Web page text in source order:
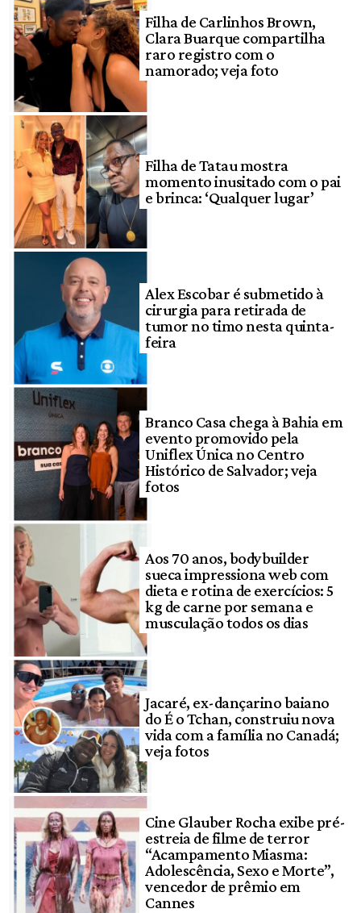
Filha de Carlinhos Brown,
Clara Buarque compartilha
raro registro com o
namorado; veja foto
Filha de Tatau mostra
momento inusitado com o pai
e brinca: ‘Qualquer lugar’
Alex Escobar é submetido à
cirurgia para retirada de
tumor no timo nesta quinta-
feira
Branco Casa chega à Bahia em
evento promovido pela
Uniflex Única no Centro
Histórico de Salvador; veja
fotos
Aos 70 anos, bodybuilder
sueca impressiona web com
dieta e rotina de exercícios: 5
kg de carne por semana e
musculação todos os dias
Jacaré, ex-dançarino baiano
do É o Tchan, construiu nova
vida com a família no Canadá;
veja fotos
Cine Glauber Rocha exibe pré-
estreia de filme de terror
“Acampamento Miasma:
Adolescência, Sexo e Morte”,
vencedor de prêmio em
Cannes